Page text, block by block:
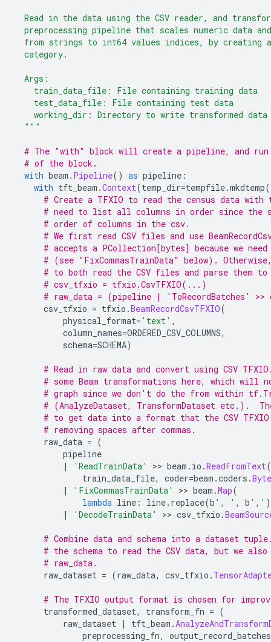
Read in the data using the CSV reader, and
preprocessing pipeline that scales numeric data
from strings to int64 values indices, by creating a
category.
Args:
train_data_file: File containing training data
test_data_file: File containing test data
working_dir: Directory to write transformed data
"""
# The "with" block will create a pipeline, and
# of the block.
with beam . Pipeline() as pipeline :
with tft_beam .Context(temp_dir=tempfile.mkdtemp
# Create a TFXIO to read the census data with
# need to list all columns in order since the
# order of columns in the csv.
# We first read CSV files and use
# accepts a PCollection[bytes] because we
# (see "FixCommasTrainData" below).
# to both read the CSV files and parse them
# csv_tfxio = tfxio.CsvTFXIO(...)
# raw_data = (pipeline | 'ToRecordBatches' >>
csv_tfxio = tfxio .BeamRecordCsvTFXIO(
physical_format= 'text' ,
column_names=ORDERED_CSV_COLUMNS,
schema=SCHEMA)
# Read in raw data and convert using CSV
# some Beam transformations here, which will
# graph since we don't do the from within
# (AnalyzeDataset, TransformDataset etc.).
# to get data into a format that the CSV
# removing spaces after commas.
raw_data = (
pipeline
|
'ReadTrainData' >> beam . io .ReadFromText(
train_data_file, coder=beam .coders .
|
'FixCommasTrainData' >> beam .Map(
lambda line : line. replace(b ', ' , b ','
|
'DecodeTrainData' >> csv_tfxio .
# Combine data and schema into a dataset
# the schema to read the CSV data, but we
# raw_data.
raw_dataset = (raw_data, csv_tfxio .
# The TFXIO output format is chosen for
transformed_dataset, transform_fn = (
raw_dataset | tft_beam .
preprocessing_fn, output_record_batches